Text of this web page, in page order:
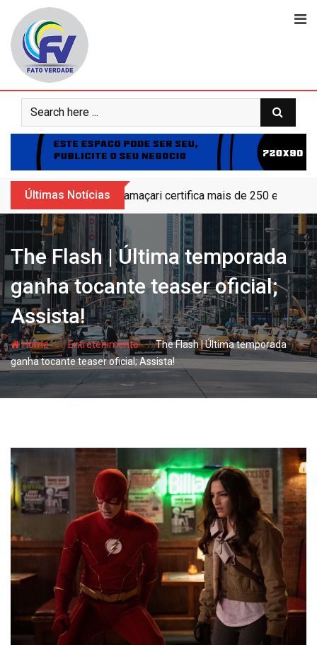
content
Últimas Notícias Camaçari certifica mais de 250
The Flash | Última temporada
ganha tocante teaser oficial;
Assista!
Home- hjEntretenimento- hjThe Flash | Última temporada
ganha tocante teaser oficial; Assista!